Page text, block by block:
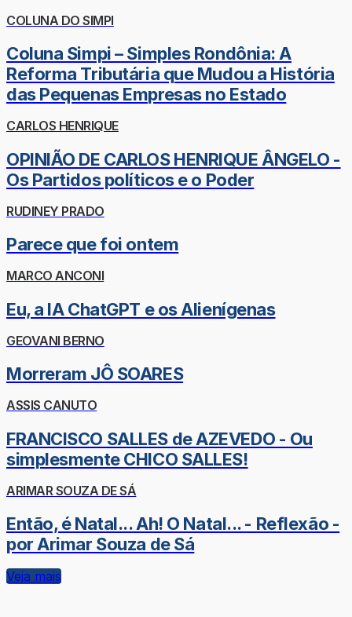
COLUNA DO SIMPI
Coluna Simpi – Simples Rondônia: A
Reforma Tributária que Mudou a História
das Pequenas Empresas no Estado
CARLOS HENRIQUE
OPINIÃO DE CARLOS HENRIQUE ÂNGELO -
Os Partidos políticos e o Poder
RUDINEY PRADO
Parece que foi ontem
MARCO ANCONI
Eu, a IA ChatGPT e os Alienígenas
GEOVANI BERNO
Morreram JÔ SOARES
ASSIS CANUTO
FRANCISCO SALLES de AZEVEDO - Ou
simplesmente CHICO SALLES!
ARIMAR SOUZA DE SÁ
Então, é Natal... Ah! O Natal... - Reflexão -
por Arimar Souza de Sá
Veja mais